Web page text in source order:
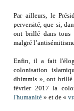
Par ailleurs, le
perversité, que si,
ont brillé dans tous
malgré
Enfin, il a fait
colonisation
dhimmis »,ont brillé
février 2017 la
l'humanité » et de «